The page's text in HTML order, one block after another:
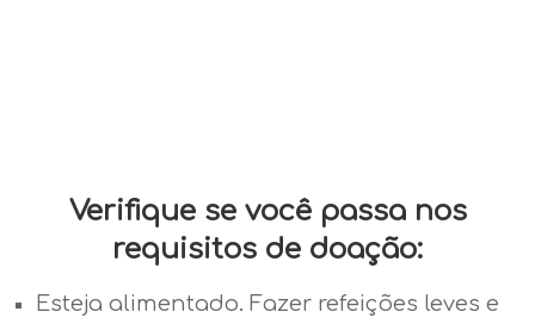
Verifique se você passa nos
requisitos de doação:
Esteja alimentado. Fazer refeições leves e